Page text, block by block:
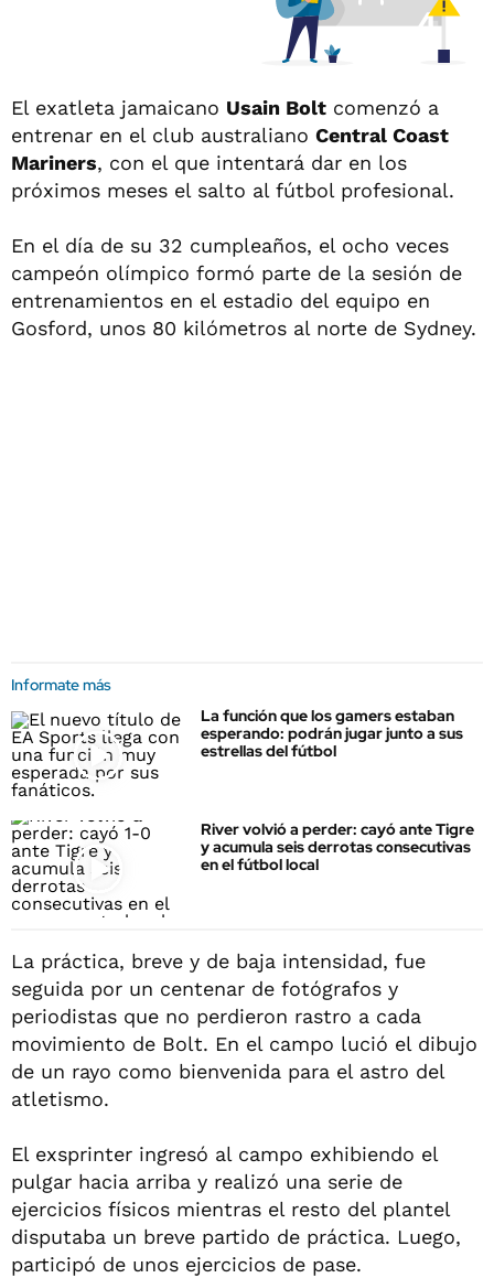
El exatleta jamaicano Usain Bolt comenzó a
entrenar en el club australiano Central Coast
Mariners, con el que intentará dar en los
próximos meses el salto al fútbol profesional.
En el día de su 32 cumpleaños, el ocho veces
campeón olímpico formó parte de la sesión de
entrenamientos en el estadio del equipo en
Gosford, unos 80 kilómetros al norte de Sydney.
Informate más
La función que los gamers estaban
esperando: podrán jugar junto a sus
estrellas del fútbol
River volvió a perder: cayó ante Tigre
y acumula seis derrotas consecutivas
en el fútbol local
La práctica, breve y de baja intensidad, fue
seguida por un centenar de fotógrafos y
periodistas que no perdieron rastro a cada
movimiento de Bolt. En el campo lució el dibujo
de un rayo como bienvenida para el astro del
atletismo.
El exsprinter ingresó al campo exhibiendo el
pulgar hacia arriba y realizó una serie de
ejercicios físicos mientras el resto del plantel
disputaba un breve partido de práctica. Luego,
participó de unos ejercicios de pase.